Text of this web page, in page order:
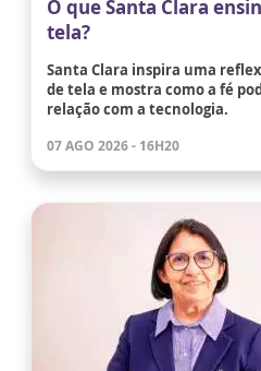
O que Santa Clara
tela?
Santa Clara inspira uma
de tela e mostra como a fé
relação com a tecnologia.
07 AGO 2026 - 16H20